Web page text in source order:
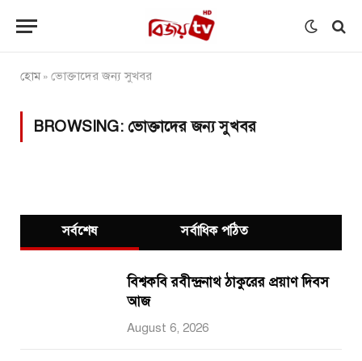
হোম» ভোক্তাদের জন্য সুখবর
BROWSING: ভোক্তাদের জন্য সুখবর
সর্বশেষ সর্বাধিক পঠিত
বিশ্বকবি রবীন্দ্রনাথ ঠাকুরের প্রয়াণ দিবস
আজ
August 6, 2026